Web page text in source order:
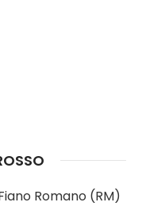
Romano (RM)